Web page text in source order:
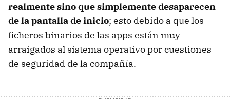
realmente sino que simplemente desaparecen
de la pantalla de inicio; esto debido a que los
ficheros binarios de las apps están muy
arraigados al sistema operativo por cuestiones
de seguridad de la compañía.